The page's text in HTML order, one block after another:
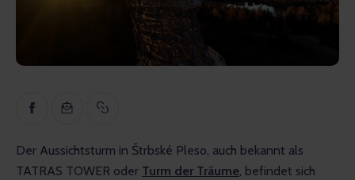
Lehrreich
Gopass Real Estate
Der Aussichtsturm in Štrbské Pleso, auch bekannt als
TATRAS TOWER oder Turm der Träume, befindet sich